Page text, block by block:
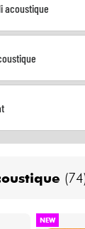
acoustique
NEW